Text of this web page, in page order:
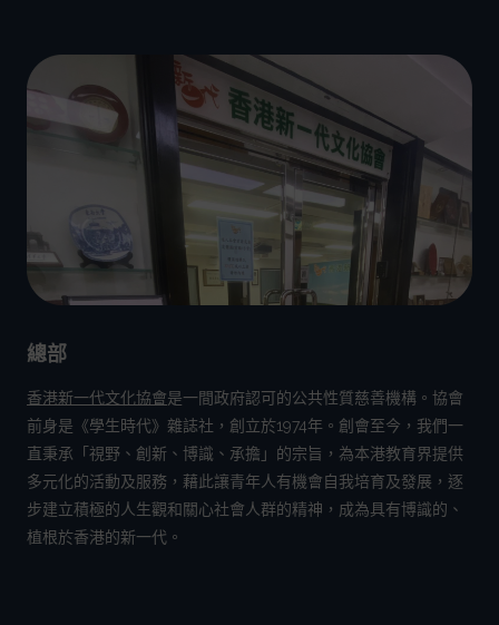
總部
香港新一代文化協會是一間政府認可的公共性質慈善機構。協會
前身是《學生時代》雜誌社，創立於1974年。創會至今，我們一
直秉承「視野、創新、博識、承擔」的宗旨，為本港教育界提供
多元化的活動及服務，藉此讓青年人有機會自我培育及發展，逐
步建立積極的人生觀和關心社會人群的精神，成為具有博識的、
植根於香港的新一代。